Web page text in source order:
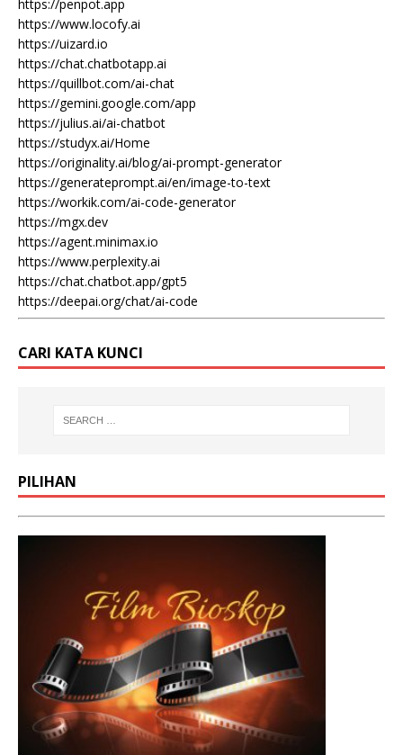
https://penpot.app
https://www.locofy.ai
https://uizard.io
https://chat.chatbotapp.ai
https://quillbot.com/ai-chat
https://gemini.google.com/app
https://julius.ai/ai-chatbot
https://studyx.ai/Home
https://originality.ai/blog/ai-prompt-generator
https://generateprompt.ai/en/image-to-text
https://workik.com/ai-code-generator
https://mgx.dev
https://agent.minimax.io
https://www.perplexity.ai
https://chat.chatbot.app/gpt5
https://deepai.org/chat/ai-code
CARI KATA KUNCI
PILIHAN